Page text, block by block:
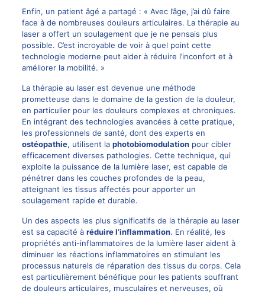
Enfin, un patient âgé a partagé : « Avec l’âge, j’ai dû faire
face à de nombreuses douleurs articulaires. La thérapie au
laser a offert un soulagement que je ne pensais plus
possible. C’est incroyable de voir à quel point cette
technologie moderne peut aider à réduire l’inconfort et à
améliorer la mobilité. »
La thérapie au laser est devenue une méthode
prometteuse dans le domaine de la gestion de la douleur,
en particulier pour les douleurs complexes et chroniques.
En intégrant des technologies avancées à cette pratique,
les professionnels de santé, dont des experts en
ostéopathie, utilisent la photobiomodulationpour cibler
efficacement diverses pathologies. Cette technique, qui
exploite la puissance de la lumière laser, est capable de
pénétrer dans les couches profondes de la peau,
atteignant les tissus affectés pour apporter un
soulagement rapide et durable.
Un des aspects les plus significatifs de la thérapie au laser
est sa capacité à réduire l’inflammation. En réalité, les
propriétés anti-inflammatoires de la lumière laser aident à
diminuer les réactions inflammatoires en stimulant les
processus naturels de réparation des tissus du corps. Cela
est particulièrement bénéfique pour les patients souffrant
de douleurs articulaires, musculaires et nerveuses, où